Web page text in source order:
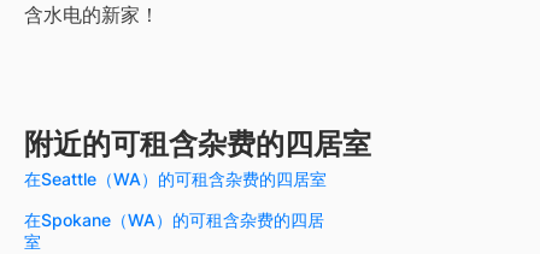
含水电的新家！
附近的可租含杂费的四居室
在Seattle（WA）的可租含杂费的四居室
在Spokane（WA）的可租含杂费的四居
室